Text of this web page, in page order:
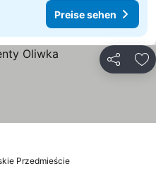
Preise sehen
Teilen
Przedmieście